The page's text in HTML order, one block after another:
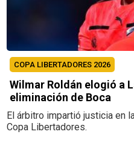
COPA LIBERTADORES 2026
Wilmar Roldán elogió a
eliminación de Boca
El árbitro impartió justicia en
Copa Libertadores.